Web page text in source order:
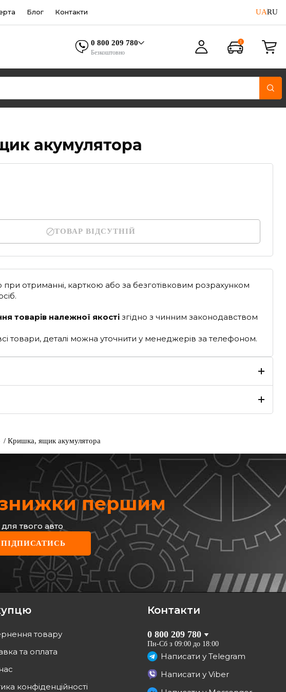
Блог Контакти UARU
0 800 209 780
Безкоштовно
акумулятора
ТОВАР ВІДСУТНІЙ
при отриманні, карткою або за безготівковим розрахунком
товарів належної якості згідно з чинним законодавством
товари, деталі можна уточнити у менеджерів за телефоном.
Кришка, ящик акумулятора
знижки першим
твого авто
ПІДПИСАТИСЬ
Контакти
0 800 209 780
Пн-Сб з 09:00 до 18:00
Написати у Telegram
Написати у Viber
товару
та оплата
конфіденційності